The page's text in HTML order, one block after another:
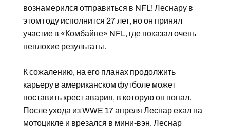
вознамерился отправиться в NFL! Леснару в
этом году исполнится 27 лет, но он принял
участие в «Комбайне» NFL, где показал очень
неплохие результаты.
К сожалению, на его планах продолжить
карьеру в американском футболе может
поставить крест авария, в которую он попал.
Послеухода из WWE 17 апреля Леснар ехал на
мотоцикле и врезался в мини-вэн. Леснар